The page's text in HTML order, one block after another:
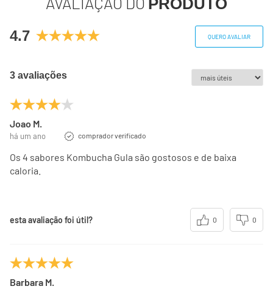
(*) Valores diários com base em uma dieta de 2000kcal ou
8400kj. Seus valores podem ser maiores ou menores
dependendo de suas necessidades energéticas.
(**) Valores diários não estabelecidos.
PRODUTO
4.7 QUERO AVALIAR
3 avaliações
Joao M.
há um ano comprador verificado
Os 4 sabores Kombucha Gula são gostosos e de baixa
caloria.
esta avaliação foi útil? 0 0
Barbara M.